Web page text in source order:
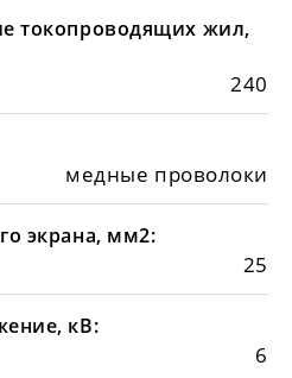
токопроводящих жил,
240
медные проволоки
экрана, мм2:
25
кВ:
6